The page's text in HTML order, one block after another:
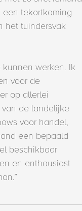
tekortkoming
het tuindersvak
werken. Ik
voor de
op allerlei
de landelijke
voor handel,
een bepaald
beschikbaar
en enthousiast